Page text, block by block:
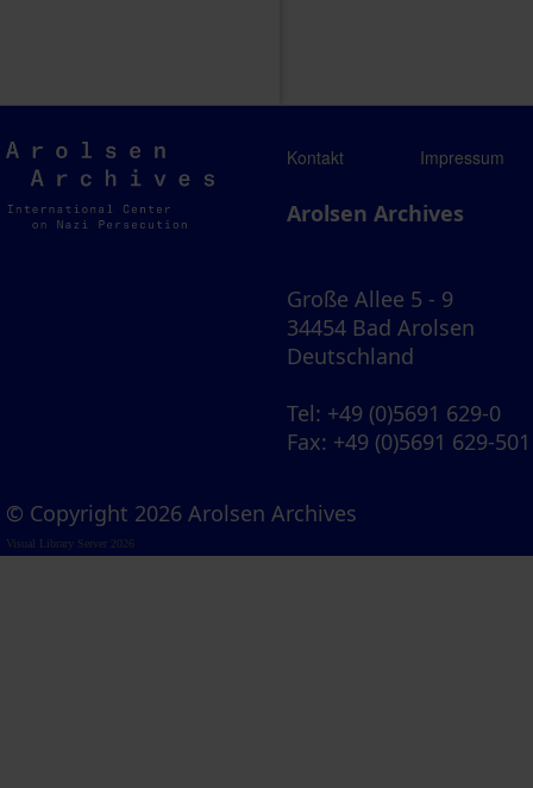
Arolsen
Archives
Kontakt Impressum
Arolsen Archives
Große Allee 5 - 9
34454 Bad Arolsen
Deutschland
Tel: +49 (0)5691 629-0
Fax: +49 (0)5691 629-501
© Copyright 2026 Arolsen Archives
Visual Library Server 2026